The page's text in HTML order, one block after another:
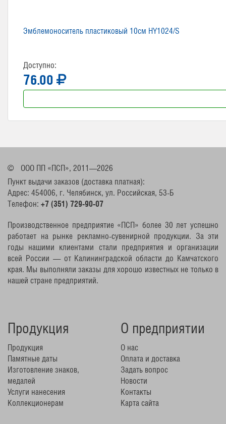
Эмблемоноситель пластиковый 10см HY1024/S
Доступно:
76.00
©
ООО ПП «ПСП», 2011—2026
Пункт выдачи заказов (доставка платная):
Адрес: 454006, г. Челябинск, ул. Российская, 53-Б
Телефон: +7 (351) 729-90-07
Производственное предприятие «ПСП» более 30 лет успешно
работает на рынке рекламно-сувенирной продукции. За эти
годы нашими клиентами стали предприятия и организации
всей России — от Калининградской области до Камчатского
края. Мы выполняли заказы для хорошо известных не только в
нашей стране предприятий.
Продукция
Продукция
Памятные даты
Изготовление знаков,
медалей
Услуги нанесения
Коллекционерам
О предприятии
О нас
Оплата и доставка
Задать вопрос
Новости
Контакты
Карта сайта